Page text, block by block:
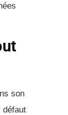
son
défaut